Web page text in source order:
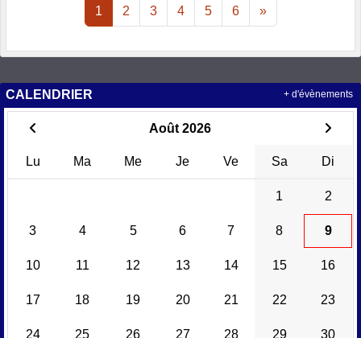
1 2 3 4 5 6 »
CALENDRIER
Août 2026
Lu Ma Me Je Ve Sa Di
1 2
3 4 5 6 7 8 9
10 11 12 13 14 15 16
17 18 19 20 21 22 23
24 25 26 27 28 29 30
+ d'évènements